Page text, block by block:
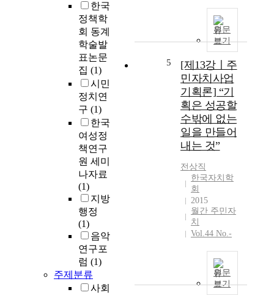
한국
정책학
회 동계
학술발
표논문
집 (1)
시민
정치연
구 (1)
한국
여성정
책연구
원 세미
나자료
(1)
지방
행정
(1)
음악
연구포
럼 (1)
주제분류
사회
원문
보기
5
[제13강ㅣ주
민자치사업
기획론] “기
획은 성공할
수밖에 없는
일을 만들어
내는 것”
전상직
한국자치학
회
2015
월간 주민자
치
Vol.44 No.-
원문
보기